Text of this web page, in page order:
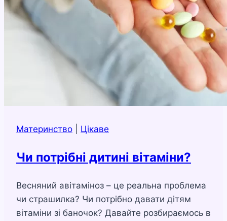
Материнство Цікаве
Чи потрібні дитині вітаміни?
Весняний авітаміноз – це реальна проблема
чи страшилка? Чи потрібно давати дітям
вітаміни зі баночок? Давайте розбираємось в